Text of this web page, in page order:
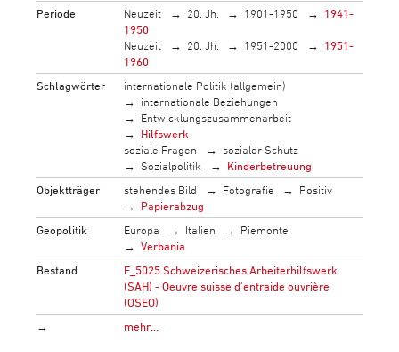
Periode
Neuzeit 20. Jh. 1901-1950
1941-
1950
Neuzeit
20. Jh. 1951-2000
1951-
1960
Schlagwörter
internationale Politik (allgemein)
internationale Beziehungen
Entwicklungszusammenarbeit
Hilfswerk
soziale Fragen
sozialer Schutz
Sozialpolitik
Kinderbetreuung
Objektträger
stehendes Bild Fotografie
Positiv
Papierabzug
Geopolitik
Europa Italien
Piemonte
Verbania
Bestand
F_5025 Schweizerisches Arbeiterhilfswerk
(SAH) - Oeuvre suisse d'entraide ouvrière
(OSEO)
→
mehr…